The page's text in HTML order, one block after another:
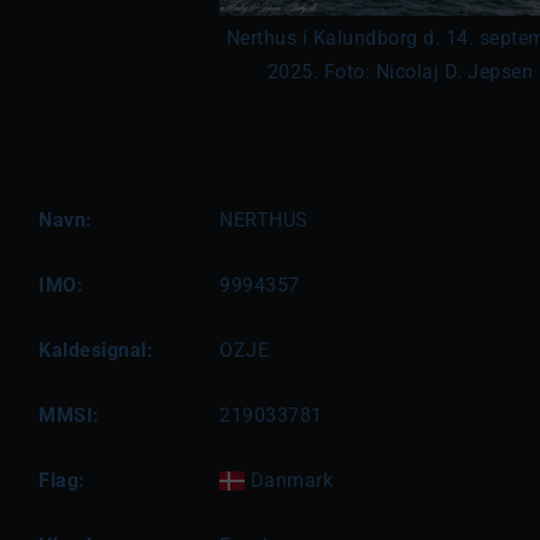
Nerthus i Kalundborg d. 14.
2025. Foto: Nicolaj D. Jepsen
Navn: NERTHUS
IMO: 9994357
Kaldesignal: OZJE
MMSI: 219033781
Flag: Danmark